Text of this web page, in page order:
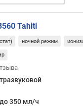
Tahiti
ночной режим
до 350 мл/ч